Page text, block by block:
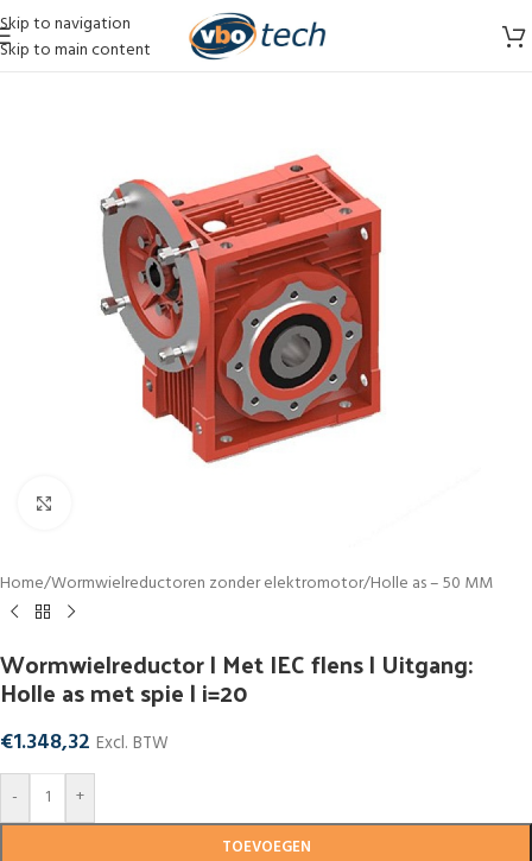
Skip to navigation
Skip to main content
Home/Wormwielreductoren zonder elektromotor/Holle as – 50 MM
Wormwielreductor | Met IEC flens | Uitgang:
Holle as met spie | i=20
€1.348,32 Excl. BTW
-
+
TOEVOEGEN